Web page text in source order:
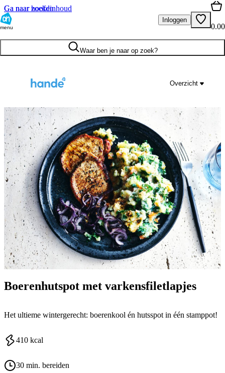
Ga naar hoofdinhoud
Ga naar zoeken
menu
Inloggen
0.00
Waar ben je naar op zoek?
Overzicht
Boerenhutspot met varkensfiletlapjes
Het ultieme wintergerecht: boerenkool én hutsspot in één stamppot!
410 kcal
30 min. bereiden